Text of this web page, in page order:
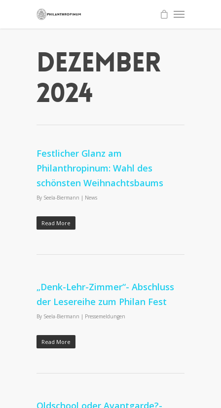
Dezember
2024
Festlicher Glanz am
Philanthropinum: Wahl des
schönsten Weihnachtsbaums
By Seela-Biermann | News
Read More
„Denk-Lehr-Zimmer“- Abschluss
der Lesereihe zum Philan Fest
By Seela-Biermann | Pressemeldungen
Read More
Oldschool oder Avantgarde?-